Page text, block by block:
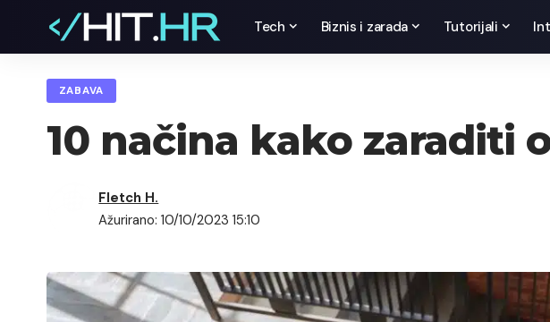
Tech Biznis i zarada Tutorijali
ZABAVA
10 načina kako zaraditi
Ažurirano: 10/10/2023 15:10
Fletch H.